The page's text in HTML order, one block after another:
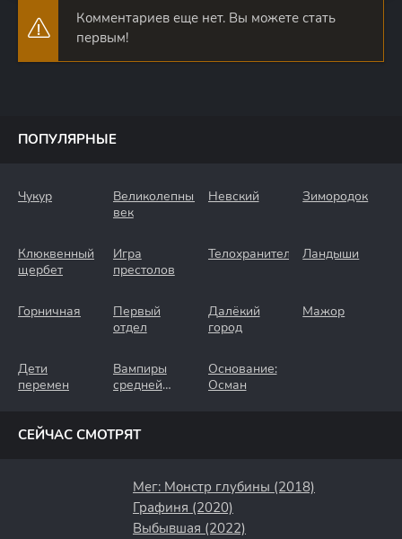
Комментариев еще нет. Вы можете стать
первым!
ПОПУЛЯРНЫЕ
Чукур
Великолепный
век
Невский Зимородок
Клюквенный
щербет
Игра
престолов
Телохранители Ландыши
Горничная
Первый
отдел
Далёкий
город
Мажор
Дети
перемен
Вампиры
средней
Основание:
Осман
СЕЙЧАС СМОТРЯТ
Мег: Монстр глубины (2018)
Графиня (2020)
Выбывшая (2022)